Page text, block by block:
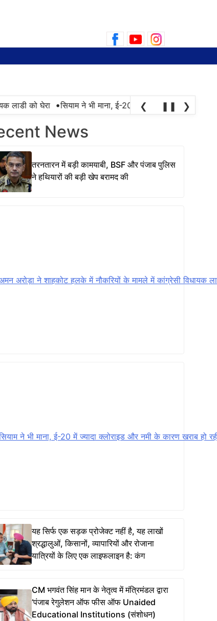
for:
को घेरा • सियाम ने भी माना, ई-20 में ज्यादा क्लोराइड और नमी
❮ ❚❚ ❯
News
तरनतारन में बड़ी कामयाबी, BSF और पंजाब पुलिस
ने हथियारों की बड़ी खेप बरामद की
यह सिर्फ एक सड़क प्रोजेक्ट नहीं है, यह लाखों
श्रद्धालुओं, किसानों, व्यापारियों और रोजाना
यात्रियों के लिए एक लाइफलाइन है: कंग
CM भगवंत सिंह मान के नेतृत्व में मंत्रिमंडल द्वारा
‘पंजाब रेगुलेशन ऑफ फीस ऑफ Unaided
Educational Institutions (संशोधन)